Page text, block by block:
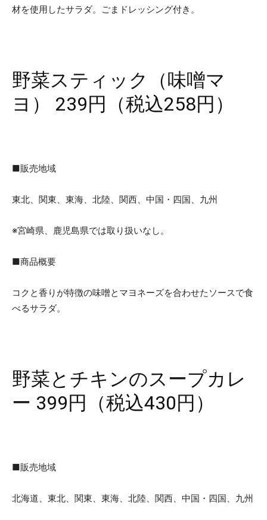
材を使用したサラダ。ごまドレッシング付き。
野菜スティック（味噌マ
ヨ） 239円（税込258円）
■販売地域
東北、関東、東海、北陸、関西、中国・四国、九州
※宮崎県、鹿児島県では取り扱いなし。
■商品概要
コクと香りが特徴の味噌とマヨネーズを合わせたソースで食
べるサラダ。
野菜とチキンのスープカレ
ー 399円（税込430円）
■販売地域
北海道、東北、関東、東海、北陸、関西、中国・四国、九州